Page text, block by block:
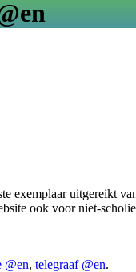
exemplaar uitgereikt
ook voor niet-
@en, telegraaf @en.